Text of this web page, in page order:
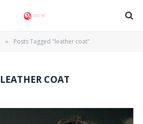
» Posts Tagged "leather coat"
LEATHER COAT